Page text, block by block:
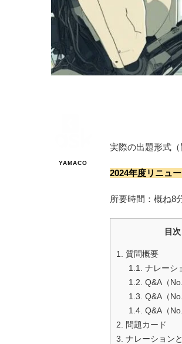
YAMACO
実際の出題形式
2024年度リニュー
所要時間：概ね8
目次
1.
質問概要
1.1.
ナレーシ
1.2. Q&A（
1.3. Q&A（
1.4. Q&A（No.
2.
問題カード
3. ナレーション